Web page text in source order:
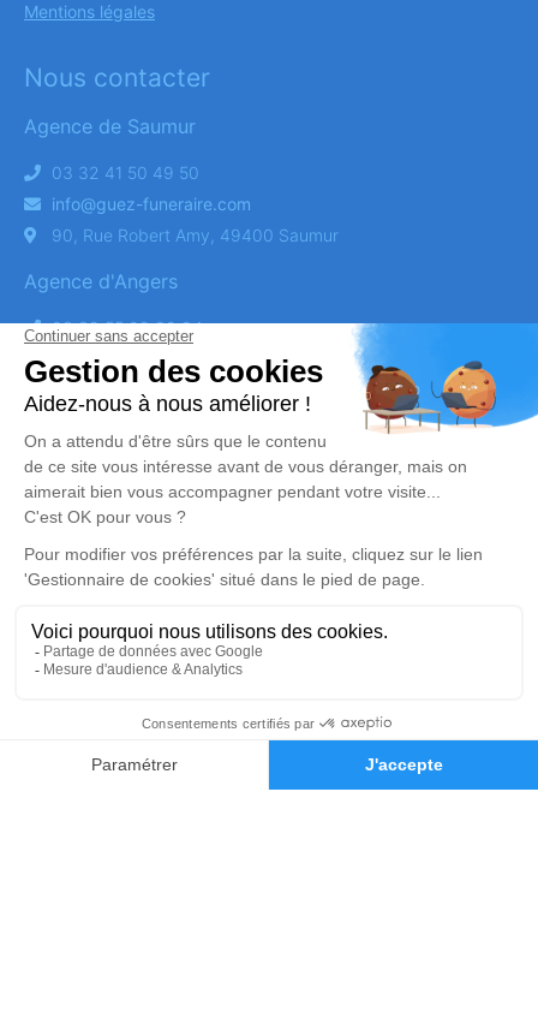
Demande de devis 03 32 41 50 49 50
Mentions légales
Nous contacter
Agence de Saumur
03 32 41 50 49 50
info@guez-funeraire.com
90, Rue Robert Amy, 49400 Saumur
Agence d'Angers
03 32 55 02 80 24
info@guez-funeraire.com
124 Rue Larevellière, 49100 Angers
Obtenez un devis
DEVIS OBSÈQUES
DEVIS PRÉVOYANCE
DEVIS MARBRERIE